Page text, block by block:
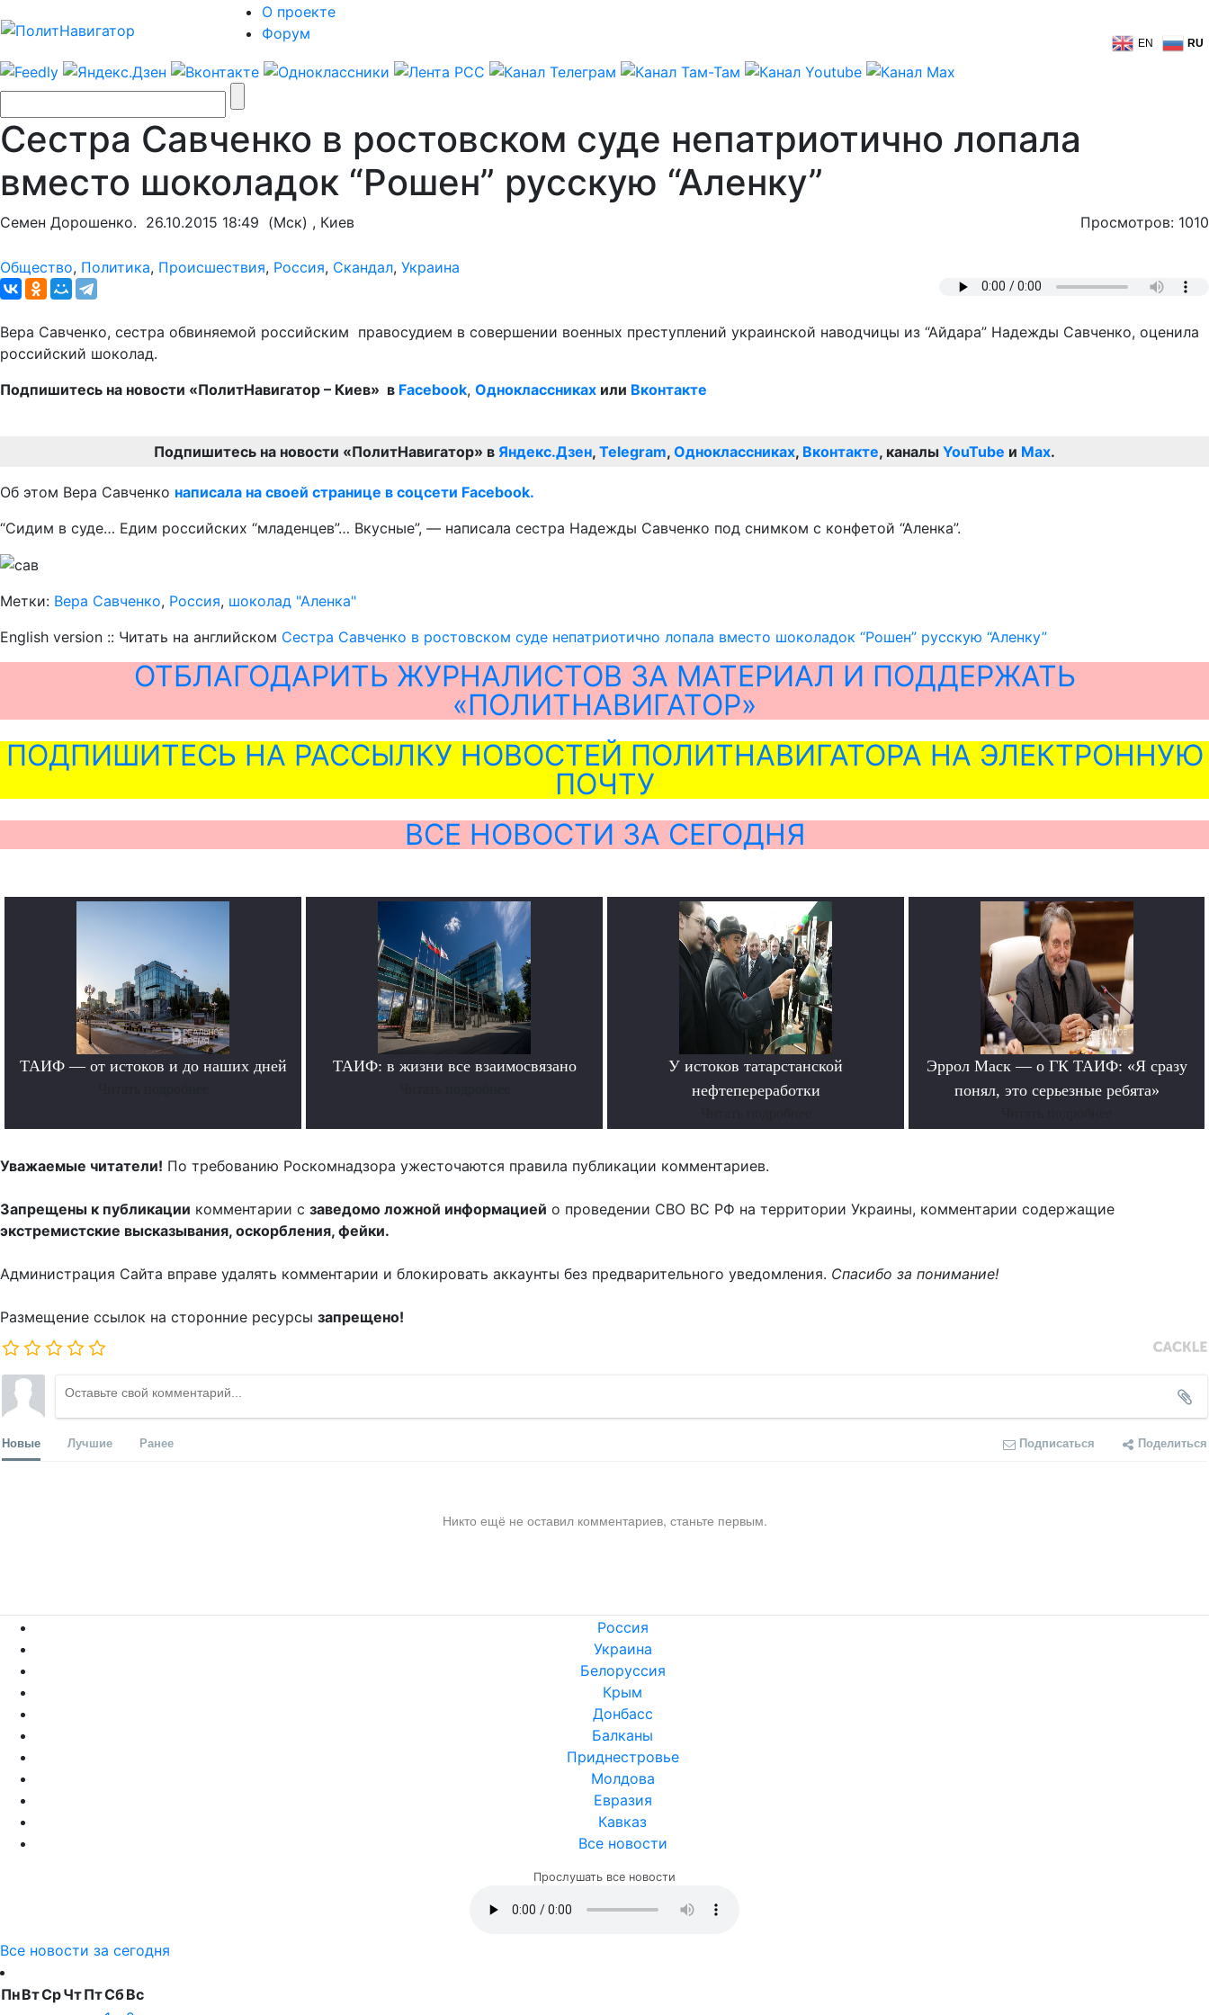
О проекте
Форум
EN RU
Сестра Савченко в ростовском суде непатриотично лопала
вместо шоколадок “Рошен” русскую “Аленку”
Семен Дорошенко. 26.10.2015 18:49 (Мск) , Киев Просмотров: 1010
Общество, Политика, Происшествия, Россия, Скандал, Украина
Вера Савченко, сестра обвиняемой российским правосудием в совершении военных преступлений украинской наводчицы из “Айдара” Надежды Савченко, оценила
российский шоколад.
Подпишитесь на новости «ПолитНавигатор – Киев» в Facebook, Одноклассниках или Вконтакте
Подпишитесь на новости «ПолитНавигатор» в Яндекс.Дзен, Telegram, Одноклассниках, Вконтакте, каналы YouTube и Max.
Об этом Вера Савченко написала на своей странице в соцсети Facebook.
“Сидим в суде… Едим российских “младенцев”… Вкусные”, — написала сестра Надежды Савченко под снимком с конфетой “Аленка”.
Метки: Вера Савченко, Россия, шоколад "Аленка"
English version :: Читать на английском Сестра Савченко в ростовском суде непатриотично лопала вместо шоколадок “Рошен” русскую “Аленку”
ОТБЛАГОДАРИТЬ ЖУРНАЛИСТОВ ЗА МАТЕРИАЛ И ПОДДЕРЖАТЬ
«ПОЛИТНАВИГАТОР»
ПОДПИШИТЕСЬ НА РАССЫЛКУ НОВОСТЕЙ ПОЛИТНАВИГАТОРА НА ЭЛЕКТРОННУЮ
ПОЧТУ
ВСЕ НОВОСТИ ЗА СЕГОДНЯ
ТАИФ — от истоков и до наших дней ТАИФ: в жизни все взаимосвязано
У истоков татарстанской
нефтепереработки
Эррол Маск — о ГК ТАИФ: «Я сразу
понял, это серьезные ребята»
Уважаемые читатели! По требованию Роскомнадзора ужесточаются правила публикации комментариев.
Запрещены к публикации комментарии с заведомо ложной информацией о проведении СВО ВС РФ на территории Украины, комментарии содержащие
экстремистские высказывания, оскорбления, фейки.
Администрация Сайта вправе удалять комментарии и блокировать аккаунты без предварительного уведомления. Спасибо за понимание!
Размещение ссылок на сторонние ресурсы запрещено!
Новые Лучшие Ранее Подписаться Поделиться
Никто ещё не оставил комментариев, станьте первым.
Россия
Украина
Белоруссия
Крым
Донбасс
Балканы
Приднестровье
Молдова
Евразия
Кавказ
Все новости
Прослушать все новости
Все новости за сегодня
ПнВтСрЧтПтСбВс